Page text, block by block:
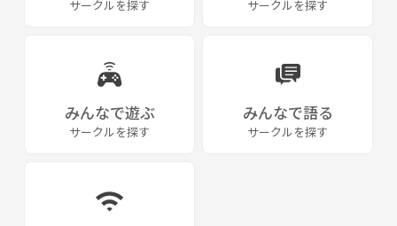
サークルを探す サークルを探す
みんなで遊ぶ
サークルを探す
みんなで語る
サークルを探す